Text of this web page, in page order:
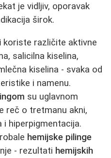
je vidljiv, oporavak
širok.
koriste različite aktivne
salicilna kiselina,
kiselina - svaka od
i namenu.
su uglavnom
reč o tretmanu akni,
i hiperpigmentacija.
hemijske pilinge
- rezultati hemijskih